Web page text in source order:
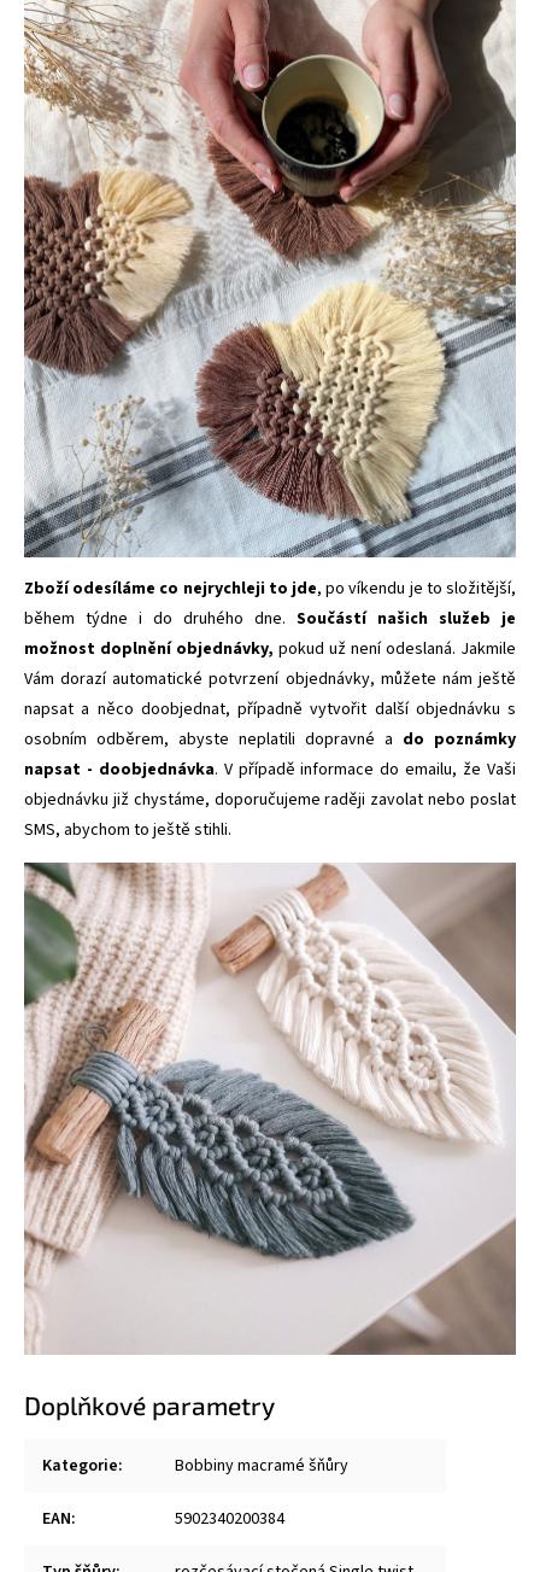
Zboží odesíláme co nejrychleji to jde, po víkendu je to složitější,
během týdne i do druhého dne. Součástí našich služeb je
možnost doplnění objednávky, pokud už není odeslaná. Jakmile
Vám dorazí automatické potvrzení objednávky, můžete nám ještě
napsat a něco doobjednat, případně vytvořit další objednávku s
osobním odběrem, abyste neplatili dopravné a do poznámky
napsat - doobjednávka. V případě informace do emailu, že Vaši
objednávku již chystáme, doporučujeme raději zavolat nebo poslat
SMS, abychom to ještě stihli.
Doplňkové parametry
Kategorie: Bobbiny macramé šňůry
EAN: 5902340200384